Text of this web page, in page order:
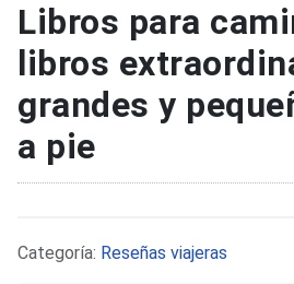
Libros para
libros
grandes y
a pie
Detalles
Categoría: Reseñas viajeras